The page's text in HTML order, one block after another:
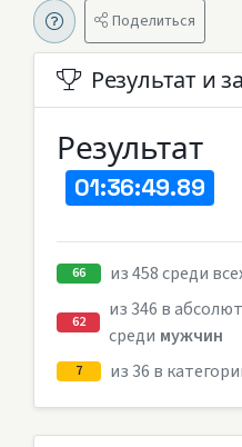
Поделиться
Результат и
Результат
01:36:49.89
66 из 458 среди
62
из 346 в
среди мужчин
7 из 36 в